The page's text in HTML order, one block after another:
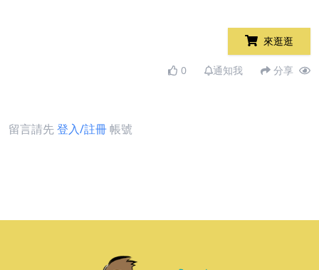
來逛逛
0 通知我 分享
留言請先登入/註冊帳號